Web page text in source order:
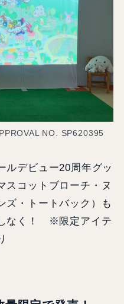
NO. SP620395
デビュー20周年グッ
スコットブローチ・ヌ
ズ・トートバック）も
なく！ ※限定アイテ